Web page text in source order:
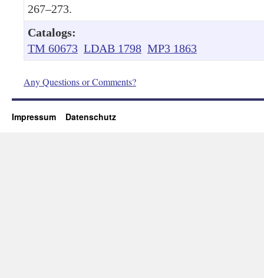
267–273.
Catalogs:
TM 60673 LDAB 1798 MP3 1863
Any Questions or Comments?
Impressum Datenschutz